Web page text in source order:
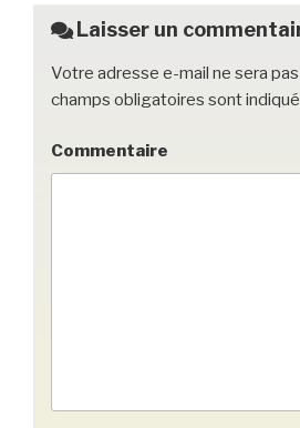
o
k
Laisser un
Votre adresse e-mail ne sera
champs obligatoires sont
Commentaire